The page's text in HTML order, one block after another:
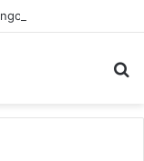
dos séculos